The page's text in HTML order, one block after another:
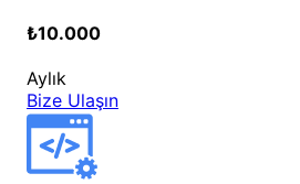
₺10.000
Aylık
Bize Ulaşın